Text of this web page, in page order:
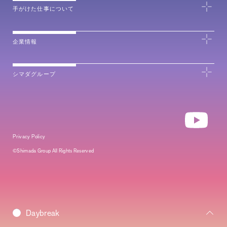
Morning
Daybreak
手がけた仕事について
企業情報
シマダグループ
Privacy Policy
©Shimada Group All Rights Reserved